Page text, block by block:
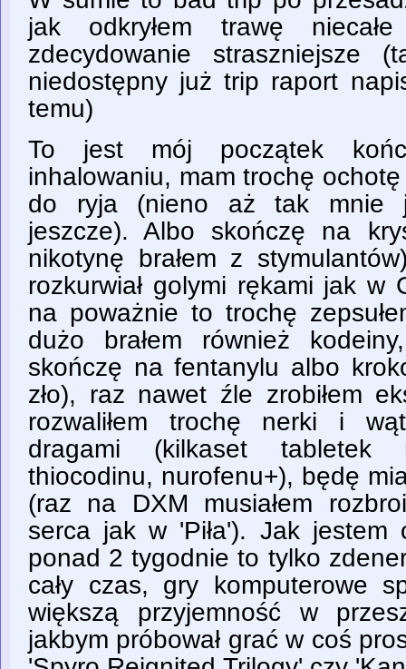
jak odkryłem trawę
zdecydowanie
niedostępny już trip raport
temu)
To jest mój początek
inhalowaniu, mam trochę
do ryja (nieno aż tak mnie
jeszcze). Albo skończę na
nikotynę brałem z
rozkurwiał golymi rękami jak w
na poważnie to trochę
dużo brałem również
skończę na fentanylu albo
zło), raz nawet źle zrobiłem
rozwaliłem trochę nerki i
dragami (kilkaset tabletek
thiocodinu, nurofenu+), będę
(raz na DXM musiałem
serca jak w 'Piła'). Jak jestem
ponad 2 tygodnie to tylko
cały czas, gry komputerowe
większą przyjemność w
jakbym próbował grać w coś